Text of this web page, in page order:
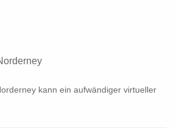
kann ein aufwändiger virtueller